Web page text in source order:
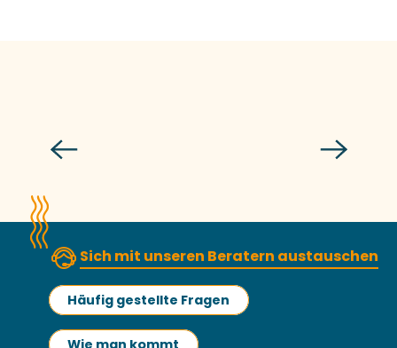
Sich mit unseren Beratern austauschen
Häufig gestellte Fragen
Wie man kommt